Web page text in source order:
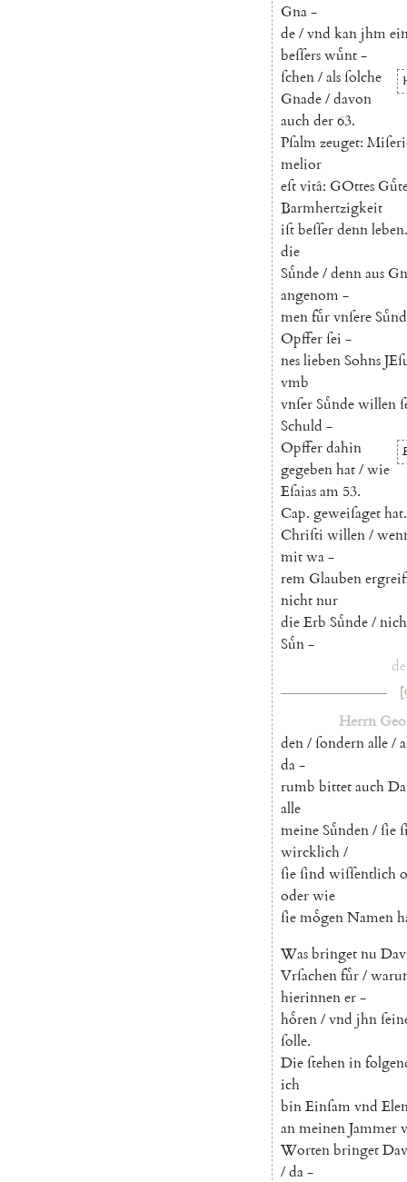
Gna-
de/vnd kanjhm
beſſerswuͤnt-
ſchen/alsſolche
Gnade/davon
auchder63.
Pſalmzeuget:
melior
eſtvitâ: GOttes
Barmhertzigkeit
iſtbeſſerdennleben.
die
Suͤnde/dennaus
angenom-
menfuͤrvnſere
Opfferſei -
nesliebenSohns
vmb
vnſerSuͤndewillen
Schuld -
Opfferdahin
gegebenhat/wie
Eſaiasam 53.
Cap. geweiſagethat.
Chriſti willen/
mitwa-
rem Glauben
nichtnur
dieErb Suͤnde/
Suͤn-
Herrn
den/ſondernalle/
da-
rumb bittetauch
alle
meineSuͤnden/ſie
wircklich/
ſieſind wiſſentlich
oderwie
ſiemoͤgenNamen
Wasbringetnu
Vrſachenfuͤr/
hierinnener-
hoͤren/vnd jhn
ſolle.
Dieſtehenin
ich
binEinſamvnd
anmeinenJammer
Wortenbringet
/da-